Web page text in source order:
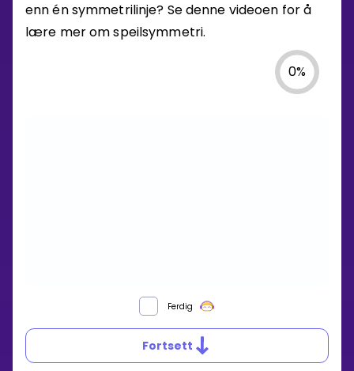
enn én symmetrilinje? Se denne videoen for å
lære mer om speilsymmetri.
0%
Ferdig
Fortsett